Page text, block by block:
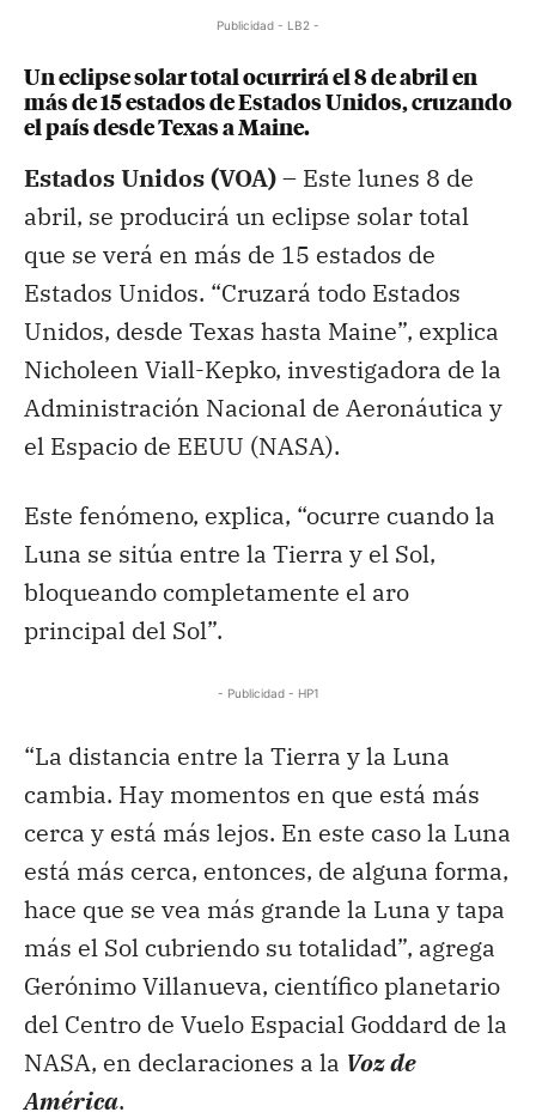
Publicidad - LB2 -
Un eclipse solar total ocurrirá el 8 de abril en
más de 15 estados de Estados Unidos, cruzando
el país desde Texas a Maine.
Estados Unidos (VOA) – Este lunes 8 de
abril, se producirá un eclipse solar total
que se verá en más de 15 estados de
Estados Unidos. “Cruzará todo Estados
Unidos, desde Texas hasta Maine”, explica
Nicholeen Viall-Kepko, investigadora de la
Administración Nacional de Aeronáutica y
el Espacio de EEUU (NASA).
Este fenómeno, explica, “ocurre cuando la
Luna se sitúa entre la Tierra y el Sol,
bloqueando completamente el aro
principal del Sol”.
- Publicidad - HP1
“La distancia entre la Tierra y la Luna
cambia. Hay momentos en que está más
cerca y está más lejos. En este caso la Luna
está más cerca, entonces, de alguna forma,
hace que se vea más grande la Luna y tapa
más el Sol cubriendo su totalidad”, agrega
Gerónimo Villanueva, científico planetario
del Centro de Vuelo Espacial Goddard de la
NASA, en declaraciones a la Voz de
América.